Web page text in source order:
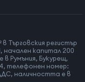
в Търговския регистър
начален капитал 200
в Румъния, Букурещ,
телефонен номер:
наличността е в